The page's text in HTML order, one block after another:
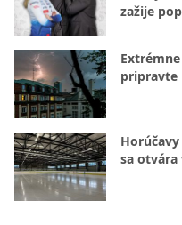
zažije
pripravte
sa